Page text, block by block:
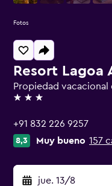
Resort Lagoa
Propiedad vacacional
3 estrellas
+91 832 226 9257
8,3 Muy bueno 157
jue. 13/8
Fotos